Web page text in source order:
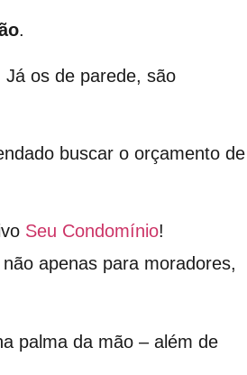
.
os de parede, são
buscar o orçamento de
Seu Condomínio!
apenas para moradores,
palma da mão – além de